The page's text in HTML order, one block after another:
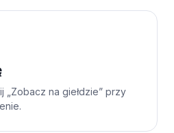
„Zobacz na giełdzie” przy